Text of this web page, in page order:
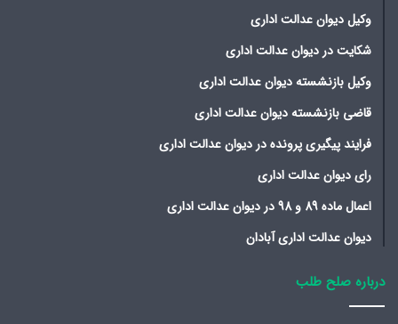
وکیل دیوان عدالت اداری
شکایت در دیوان عدالت اداری
وکیل بازنشسته دیوان عدالت اداری
قاضی بازنشسته دیوان عدالت اداری
فرایند پیگیری پرونده در دیوان عدالت اداری
رای دیوان عدالت اداری
اعمال ماده 89 و 98 در دیوان عدالت اداری
دیوان عدالت اداری آبادان
درباره صلح طلب